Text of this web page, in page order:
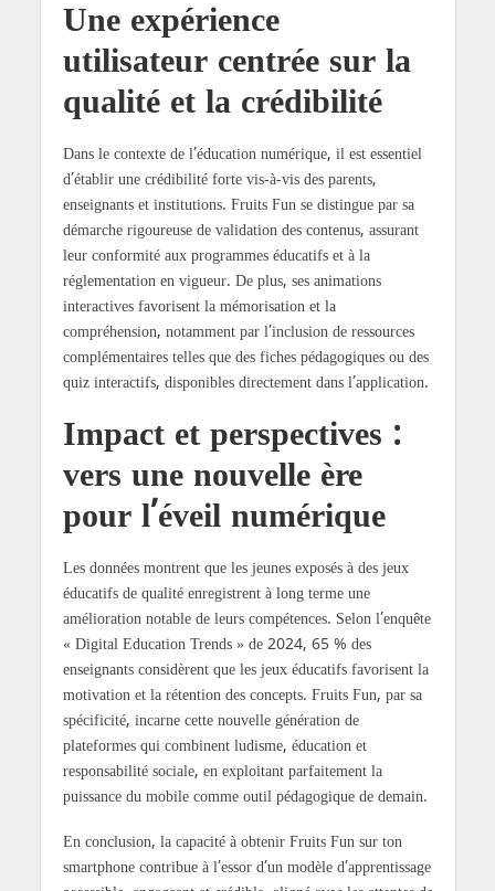
Une expérience
utilisateur centrée sur la
qualité et la crédibilité
Dans le contexte de l’éducation numérique, il est essentiel
d’établir une crédibilité forte vis-à-vis des parents,
enseignants et institutions. Fruits Fun se distingue par sa
démarche rigoureuse de validation des contenus, assurant
leur conformité aux programmes éducatifs et à la
réglementation en vigueur. De plus, ses animations
interactives favorisent la mémorisation et la
compréhension, notamment par l’inclusion de ressources
complémentaires telles que des fiches pédagogiques ou des
quiz interactifs, disponibles directement dans l’application.
Impact et perspectives :
vers une nouvelle ère
pour l’éveil numérique
Les données montrent que les jeunes exposés à des jeux
éducatifs de qualité enregistrent à long terme une
amélioration notable de leurs compétences. Selon l’enquête
« Digital Education Trends » de 2024, 65 % des
enseignants considèrent que les jeux éducatifs favorisent la
motivation et la rétention des concepts. Fruits Fun, par sa
spécificité, incarne cette nouvelle génération de
plateformes qui combinent ludisme, éducation et
responsabilité sociale, en exploitant parfaitement la
puissance du mobile comme outil pédagogique de demain.
En conclusion, la capacité à obtenir Fruits Fun sur ton
smartphone contribue à l’essor d’un modèle d’apprentissage